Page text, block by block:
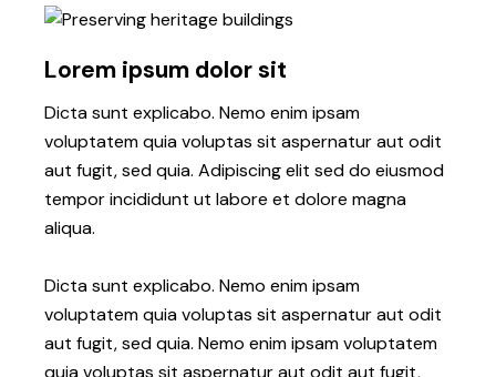
Lorem ipsum dolor sit
Dicta sunt explicabo. Nemo enim ipsam
voluptatem quia voluptas sit aspernatur aut odit
aut fugit, sed quia. Adipiscing elit sed do eiusmod
tempor incididunt ut labore et dolore magna
aliqua.
Dicta sunt explicabo. Nemo enim ipsam
voluptatem quia voluptas sit aspernatur aut odit
aut fugit, sed quia. Nemo enim ipsam voluptatem
quia voluptas sit aspernatur aut odit aut fugit,